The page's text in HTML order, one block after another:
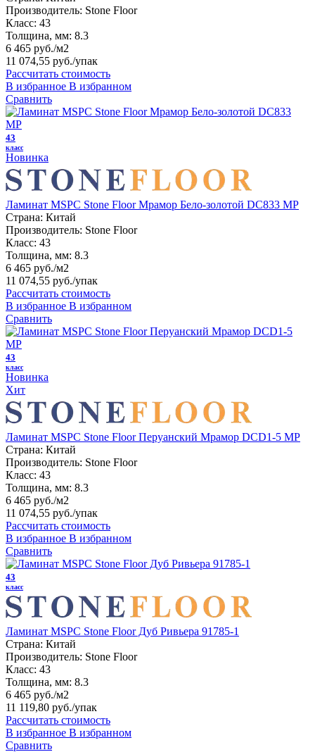
Производитель: Stone Floor
Класс: 43
Толщина, мм: 8.3
6 465 руб./м2
11 074,55 руб./упак
Рассчитать стоимость
В избранное В избранном
Сравнить
43
класс
Новинка
Ламинат MSPC Stone Floor Мрамор Бело-золотой DC833 MP
Страна: Китай
Производитель: Stone Floor
Класс: 43
Толщина, мм: 8.3
6 465 руб./м2
11 074,55 руб./упак
Рассчитать стоимость
В избранное В избранном
Сравнить
43
класс
Новинка
Хит
Ламинат MSPC Stone Floor Перуанский Мрамор DCD1-5 MP
Страна: Китай
Производитель: Stone Floor
Класс: 43
Толщина, мм: 8.3
6 465 руб./м2
11 074,55 руб./упак
Рассчитать стоимость
В избранное В избранном
Сравнить
43
класс
Ламинат MSPC Stone Floor Дуб Ривьера 91785-1
Страна: Китай
Производитель: Stone Floor
Класс: 43
Толщина, мм: 8.3
6 465 руб./м2
11 119,80 руб./упак
Рассчитать стоимость
В избранное В избранном
Сравнить